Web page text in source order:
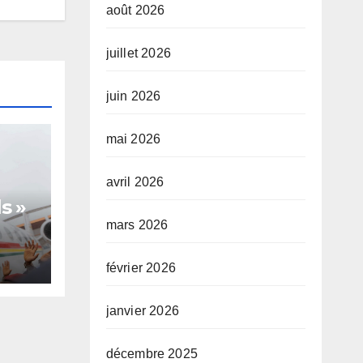
»
août 2026
juillet 2026
juin 2026
mai 2026
avril 2026
mars 2026
février 2026
janvier 2026
décembre 2025